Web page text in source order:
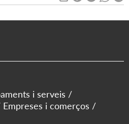
i serveis
Empreses i comerços